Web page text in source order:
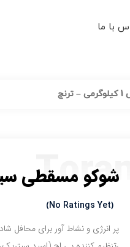
با ما
شوکو مسقطی سیب ترش 1
(No Ratings Yet)
پر انرژی و نشاط آور برای محافل